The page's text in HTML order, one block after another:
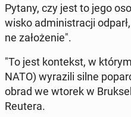
Pytany, czy jest to jego
wi­sko ad­mi­ni­stra­cji
ne za­ło­że­nie".
"To jest kon­tekst, w
NATO) wy­ra­zi­li silne
obrad we wtorek w
Reutera.